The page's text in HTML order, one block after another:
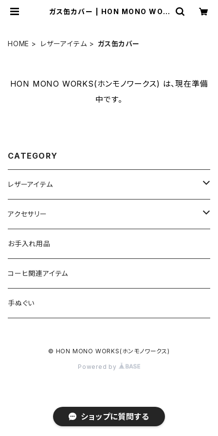
ガス缶カバー | HON MONO WOR
HOME レザーアイテム ガス缶カバー
HON MONO WORKS(ホンモノワークス) は、現在準備
中です。
CATEGORY
レザーアイテム
4w1hホットサンドソロ用レザーケース
GOALZERO用アイテム
ガス缶カバー
トーチ・ライター用カバー
アクセサリー
カラビナ
お手入れ用品
コーヒ関連アイテム
手ぬぐい
© HON MONO WORKS(ホンモノワークス)
Powered by
ショップに質問する